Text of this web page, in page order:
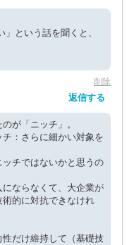
という話を聞くと、
削除
返信する
が「ニッチ」。
：さらに細かい対象を
チではないかと思うの
ならなくて、大企業が
的に対抗できなけれ
だけ維持して（基礎技